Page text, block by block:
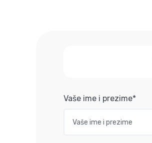
Vaše ime i prezime*